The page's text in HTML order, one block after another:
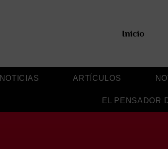
Inicio
NOTICIAS ARTÍCULOS
EL PENSADOR